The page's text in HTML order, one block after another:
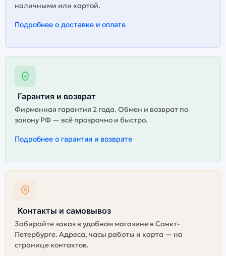
наличными или картой.
Подробнее о доставке и оплате
Гарантия и возврат
Фирменная гарантия 2 года. Обмен и возврат по
закону РФ — всё прозрачно и быстро.
Подробнее о гарантии и возврате
Контакты и самовывоз
Забирайте заказ в удобном магазине в Санкт-
Петербурге. Адреса, часы работы и карта — на
странице контактов.